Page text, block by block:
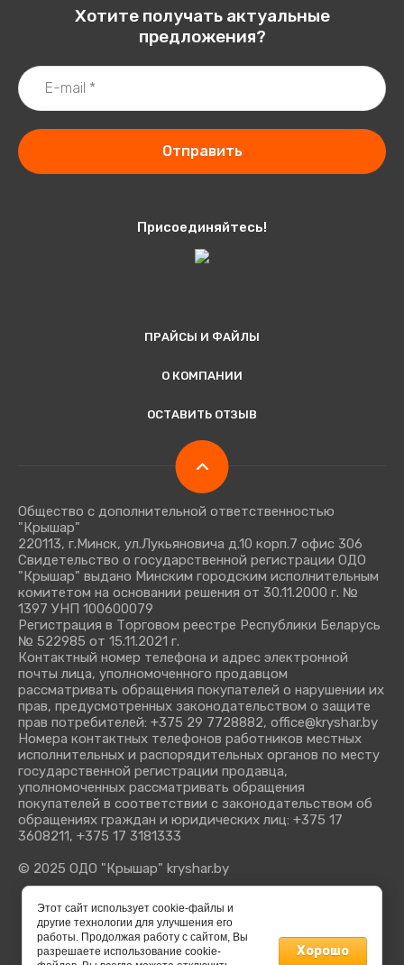
Присоединяйтесь!
Хотите получать актуальные
предложения?
Отправить
ПРАЙСЫ И ФАЙЛЫ
О КОМПАНИИ
ОСТАВИТЬ ОТЗЫВ
Общество с дополнительной ответственностью
"Крышар"
220113, г.Минск, ул.Лукьяновича д.10 корп.7 офис 306
Свидетельство о государственной регистрации ОДО
"Крышар" выдано Минским городским исполнительным
комитетом на основании решения от 30.11.2000 г. №
1397 УНП 100600079
Регистрация в Торговом реестре Республики Беларусь
№ 522985 от 15.11.2021 г.
Контактный номер телефона и адрес электронной
почты лица, уполномоченного продавцом
рассматривать обращения покупателей о нарушении их
прав, предусмотренных законодательством о защите
прав потребителей: +375 29 7728882, office@kryshar.by
Номера контактных телефонов работников местных
исполнительных и распорядительных органов по месту
государственной регистрации продавца,
уполномоченных рассматривать обращения
покупателей в соответствии с законодательством об
обращениях граждан и юридических лиц: +375 17
3608211, +375 17 3181333
© 2025 ОДО "Крышар" kryshar.by
Этот сайт использует cookie-файлы и
другие технологии для улучшения его
работы. Продолжая работу с сайтом, Вы
разрешаете использование cookie-
Хорошо